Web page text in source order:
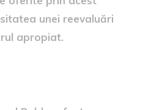
unei reevaluări
apropiat.